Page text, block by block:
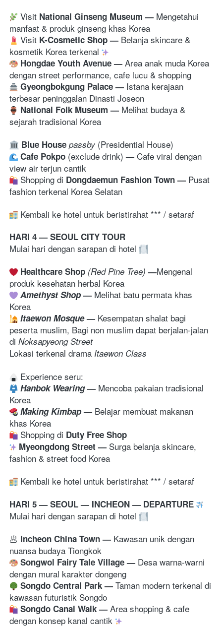
Visit National Ginseng Museum — Mengetahui
manfaat & produk ginseng khas Korea
Visit K-Cosmetic Shop — Belanja skincare &
kosmetik Korea terkenal
Hongdae Youth Avenue — Area anak muda Korea
dengan street performance, cafe lucu & shopping
Gyeongbokgung Palace — Istana kerajaan
terbesar peninggalan Dinasti Joseon
National Folk Museum — Melihat budaya &
sejarah tradisional Korea
Blue House passby
Cafe Pokpo (exclude drink) — Cafe viral dengan
view air terjun cantik
Shopping di Dongdaemun Fashion Town — Pusat
fashion terkenal Korea Selatan
Kembali ke hotel untuk beristirahat *** / setaraf
HARI 4 — SEOUL CITY TOUR
Mulai hari dengan sarapan di hotel
Healthcare Shop (Red Pine Tree) —Mengenal
produk kesehatan herbal Korea
Amethyst Shop — Melihat batu permata khas
Korea
Itaewon Mosque — Kesempatan shalat bagi
peserta muslim, Bagi non muslim dapat berjalan-jalan
di Noksapyeong Street
Lokasi terkenal drama Itaewon Class
Hanbok Wearing — Mencoba pakaian tradisional
Korea
Making Kimbap — Belajar membuat makanan
Shopping di Duty Free Shop
Myeongdong Street — Surga belanja skincare,
fashion & street food Korea
Kembali ke hotel untuk beristirahat *** / setaraf
HARI 5 — SEOUL — INCHEON — DEPARTURE
Mulai hari dengan sarapan di hotel
🥟 Incheon China Town — Kawasan unik dengan
nuansa budaya Tiongkok
Songwol Fairy Tale Village — Desa warna-warni
dengan mural karakter dongeng
Songdo Central Park — Taman modern terkenal di
kawasan futuristik Songdo
Songdo Canal Walk — Area shopping & cafe
dengan konsep kanal cantik